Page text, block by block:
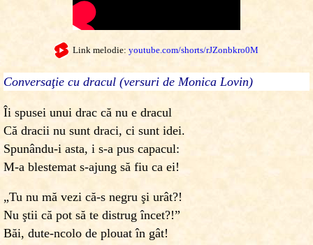
Link melodie: youtube.com/shorts/rJZonbkro0M
Conversaţie cu dracul (versuri de Monica Lovin)
Îi spusei unui drac că nu e dracul
Că dracii nu sunt draci, ci sunt idei.
Spunându-i asta, i s-a pus capacul:
M-a blestemat s-ajung să fiu ca ei!
„Tu nu mă vezi că-s negru şi urât?!
Nu ştii că pot să te distrug încet?!”
Băi, dute-ncolo de plouat în gât!